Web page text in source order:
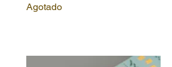
Agotado